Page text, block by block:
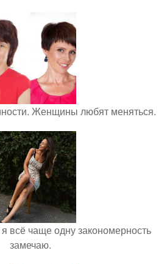
Женщины любят меняться.
всё чаще одну закономерность
замечаю.